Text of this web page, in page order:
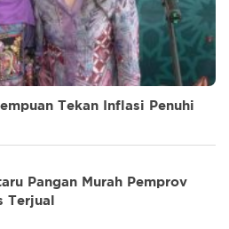
Tekan Inflasi Penuhi
Pangan Murah Pemprov
Terjual